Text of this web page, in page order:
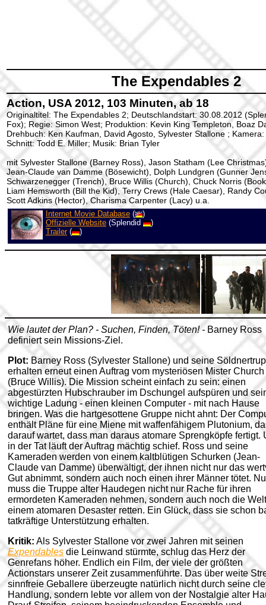
The Expendables 2
Action, USA 2012, 103 Minuten, ab 18
Originaltitel: The Expendables 2; Deutschlandstart: 30.08.2012
Fox); Regie: Simon West; Produktion: Kevin King Templeton, Boaz
Drehbuch: Ken Kaufman, David Agosto, Sylvester Stallone ;
Schnitt: Todd E. Miller; Musik: Brian Tyler
mit Sylvester Stallone (Barney Ross), Jason Statham (Lee
Jean-Claude van Damme (Bösewicht), Dolph Lundgren (Gunner
Schwarzenegger (Trench), Bruce Willis (Church), Chuck Norris
Liam Hemsworth (Bill the Kid), Terry Crews (Hale Caesar), Randy
Scott Adkins (Hector), Charisma Carpenter (Lacy) u.a.
Internet Movie Database (
)
Offizielle Website (Splendid
)
Trailer( )
Wie lautet der Plan? - Suchen, Finden, Töten! - Barney Ross
definiert sein Missions-Ziel.
Plot: Barney Ross (Sylvester Stallone) und seine
erhalten erneut einen Auftrag vom mysteriösen Mister Church
(Bruce Willis). Die Mission scheint einfach zu sein: einen
abgestürzten Hubschrauber im Dschungel aufspüren und
wichtige Ladung - einen kleinen Computer - mit nach Hause
bringen. Was die hartgesottene Gruppe nicht ahnt: Der
enthält Pläne für eine Miene mit waffenfähigem Plutonium,
darauf wartet, dass man daraus atomare Sprengköpfe fertigt.
in der Tat läuft der Auftrag mächtig schief. Ross und seine
Kameraden werden von einem kaltblütigen Schurken (Jean-
Claude van Damme) überwältigt, der ihnen nicht nur das
Gut abnimmt, sondern auch noch einen ihrer Männer tötet.
muss die Truppe alter Haudegen nicht nur Rache für ihren
ermordeten Kameraden nehmen, sondern auch noch die
einem atomaren Desaster retten. Ein Glück, dass sie schon
tatkräftige Unterstützung erhalten.
Kritik: Als Sylvester Stallone vor zwei Jahren mit seinen
Expendables die Leinwand stürmte, schlug das Herz der
Genrefans höher. Endlich ein Film, der viele der größten
Actionstars unserer Zeit zusammenführte. Das über weite
sinnfreie Geballere überzeugte natürlich nicht durch seine
Handlung, sondern lebte vor allem von der Nostalgie alter